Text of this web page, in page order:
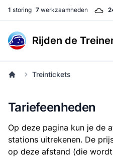
1 storing 7 werkzaamheden
Rijden de
Treintickets
Tariefeenheden
Op deze pagina kun je de
stations uitrekenen. De
op deze afstand (die